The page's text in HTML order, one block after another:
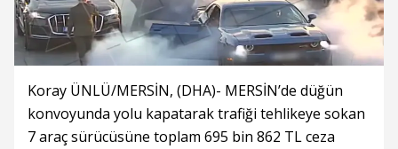
Koray ÜNLÜ/MERSİN, (DHA)- MERSİN’de düğün
konvoyunda yolu kapatarak trafiği tehlikeye sokan
7 araç sürücüsüne toplam 695 bin 862 TL ceza